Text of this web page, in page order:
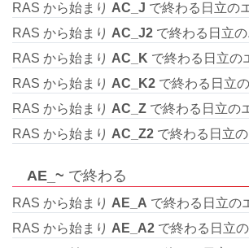
RAS から始まり AC_J で終わる日立の
RAS から始まり AC_J2 で終わる日立
RAS から始まり AC_K で終わる日立の
RAS から始まり AC_K2 で終わる日立
RAS から始まり AC_Z で終わる日立の
RAS から始まり AC_Z2 で終わる日立
AE_~ で終わる
RAS から始まり AE_A で終わる日立の
RAS から始まり AE_A2 で終わる日立